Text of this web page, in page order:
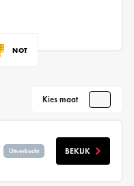
NOT
Kies maat
Uitverkocht BEKIJK